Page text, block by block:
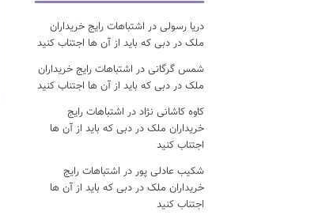
دریا رسولی در اشتباهات رایج خریداران
ملک در دبی که باید از آن ها اجتناب کنید
شمس گرگانی در اشتباهات رایج خریداران
ملک در دبی که باید از آن ها اجتناب کنید
کاوه کاشانی نژاد در اشتباهات رایج
خریداران ملک در دبی که باید از آن ها
اجتناب کنید
شکیب عادلی پور در اشتباهات رایج
خریداران ملک در دبی که باید از آن ها
اجتناب کنید